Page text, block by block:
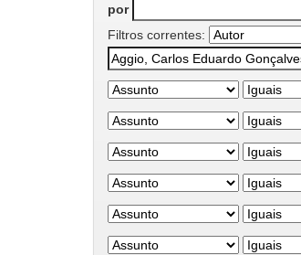
por
Filtros correntes: